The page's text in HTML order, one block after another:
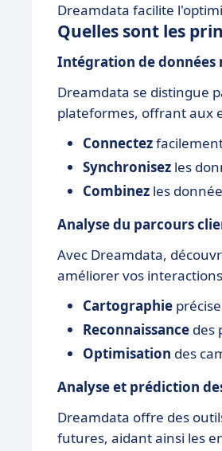
Dreamdata facilite
Quelles sont les
Intégration de données
Dreamdata se distingue
plateformes, offrant aux
Connectez
Synchronisez les
Combinez les
Analyse du parcours
Avec Dreamdata,
améliorer vos
Cartographie
Reconnaissance des
Optimisation des
Analyse et prédiction
Dreamdata offre des
futures, aidant ainsi les